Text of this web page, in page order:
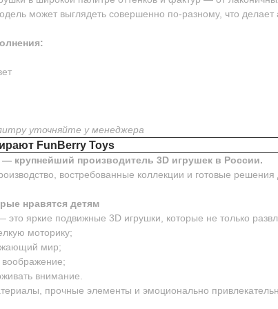
может выглядеть совершенно по-разному, что
уточняйте у менеджера
FunBerry Toys
— крупнейший производитель 3D игрушек в России.
востребованные коллекции и готовые
нравятся детям
это яркие подвижные 3D игрушки, которые не только
моторику;
мир;
внимание.
прочные элементы и эмоционально